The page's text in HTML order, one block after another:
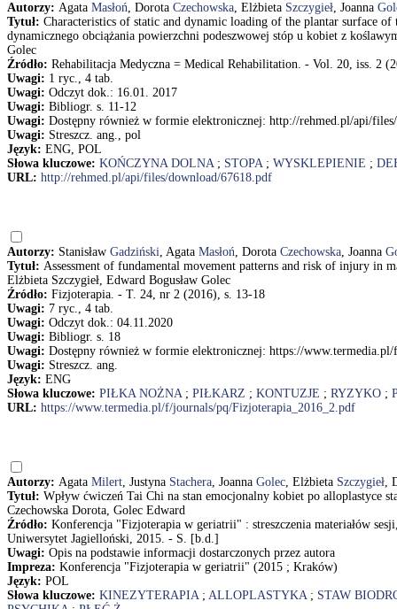
Autorzy: Agata Masłoń, Dorota Czechowska, Elżbieta Szczygieł, Joanna
Tytuł: Characteristics of static and dynamic loading of the plantar surface
dynamicznego obciążania powierzchni podeszwowej stóp u kobiet z
Golec
Źródło: Rehabilitacja Medyczna = Medical Rehabilitation. - Vol. 20, iss. 2
Uwagi: 1 ryc., 4 tab.
Uwagi: Odczyt dok.: 16.01. 2017
Uwagi: Bibliogr. s. 11-12
Uwagi: Dostępny również w formie elektronicznej: http://rehmed.pl/api/
Uwagi: Streszcz. ang., pol
Język: ENG, POL
Słowa kluczowe: KOŃCZYNA DOLNA; STOPA; WYSKLEPIENIE ;
URL: http://rehmed.pl/api/files/download/67618.pdf
Autorzy: Stanisław Gadziński, Agata Masłoń, Dorota Czechowska, Joanna
Tytuł: Assessment of fundamental movement patterns and risk of injury in
Elżbieta Szczygieł, Edward Bogusław Golec
Źródło: Fizjoterapia. - T. 24, nr 2 (2016), s. 13-18
Uwagi: 7 ryc., 4 tab.
Uwagi: Odczyt dok.: 04.11.2020
Uwagi: Bibliogr. s. 18
Uwagi: Dostępny również w formie elektronicznej: https://
Uwagi: Streszcz. ang.
Język: ENG
Słowa kluczowe: PIŁKA NOŻNA; PIŁKARZ ; KONTUZJE ; RYZYKO ;
URL: https://www.termedia.pl/f/journals/pq/Fizjoterapia_2016_2.pdf
Autorzy: Agata Milert, Justyna Stachera, Joanna Golec, Elżbieta Szczygieł,
Tytuł: Wpływ ćwiczeń Tai Chi na stan emocjonalny kobiet po alloplastyce
Czechowska Dorota, Golec Edward
Źródło: Konferencja "Fizjoterapia w geriatrii" : streszczenia materiałów
Uniwersytet Jagielloński, 2015. - S. [b.d.]
Uwagi: Opis na podstawie informacji dostarczonych przez autora
Impreza: Konferencja "Fizjoterapia w geriatrii" (2015 ; Kraków)
Język: POL
Słowa kluczowe: KINEZYTERAPIA; ALLOPLASTYKA; STAW